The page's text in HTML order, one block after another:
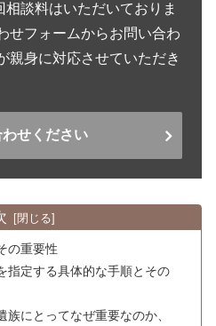
談料はいただいておりま
せフォームからお問い合わ
親身に対応させていただき
せください
の重要性
指定する具体的な手順とその
にとってなぜ重要なのか、